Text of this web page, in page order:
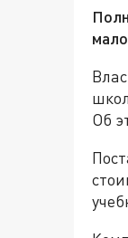
Об